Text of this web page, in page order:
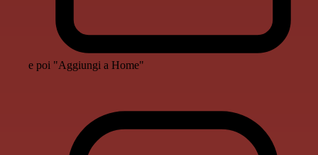
e poi "Aggiungi a Home"